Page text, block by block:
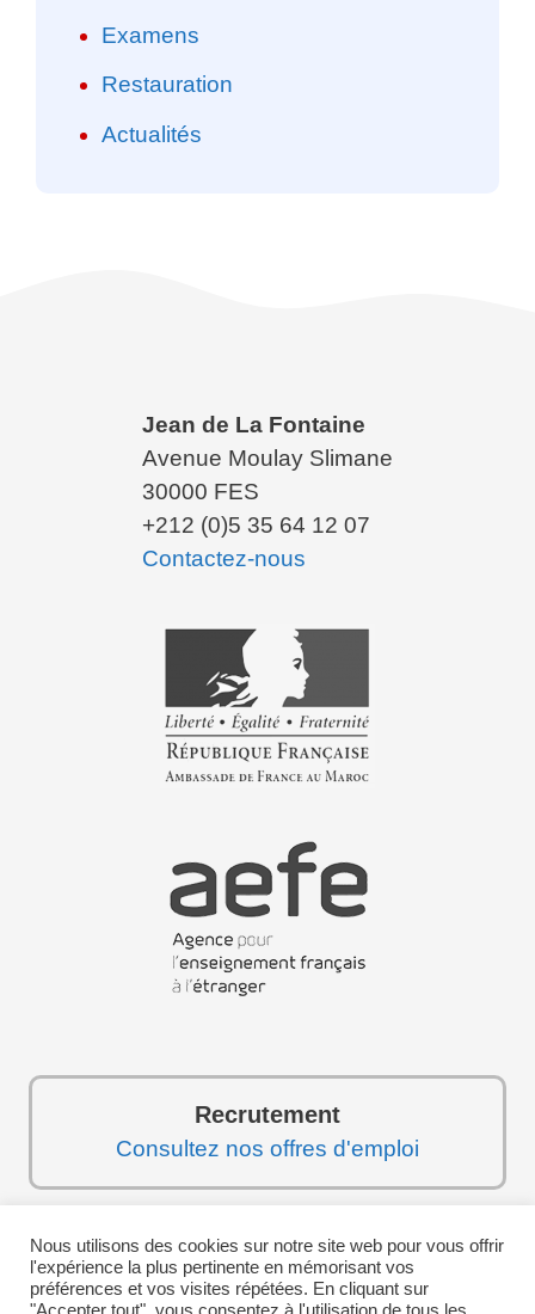
Examens
Restauration
Actualités
Jean de La Fontaine
Avenue Moulay Slimane
30000 FES
+212 (0)5 35 64 12 07
Contactez-nous
Recrutement
Consultez nos offres d'emploi
Suivez-nous sur les réseaux sociaux :
Nous utilisons des cookies sur notre site web pour vous offrir
l'expérience la plus pertinente en mémorisant vos
préférences et vos visites répétées. En cliquant sur